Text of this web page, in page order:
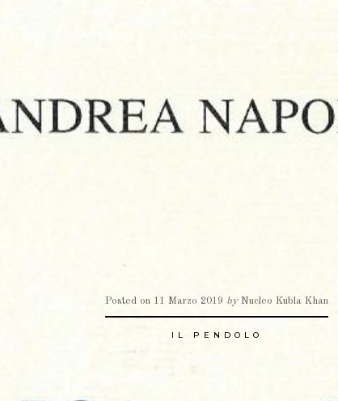
FANZINE NKK LA RETE NKK
Posted on 11 Marzo 2019 byNucleo Kubla Khan
IL PENDOLO